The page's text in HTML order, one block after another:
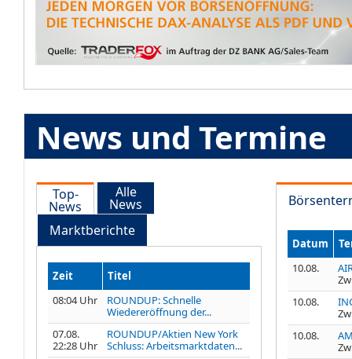
News und Termine
Top-
News
Alle
News
Marktberichte
Zeit
Titel
08:04 Uhr
ROUNDUP: Schnelle
Wiedereröffnung der...
07.08.
22:28 Uhr
ROUNDUP/Aktien New York
Schluss: Arbeitsmarktdaten...
Datum
10.08.
10.08.
10.08.